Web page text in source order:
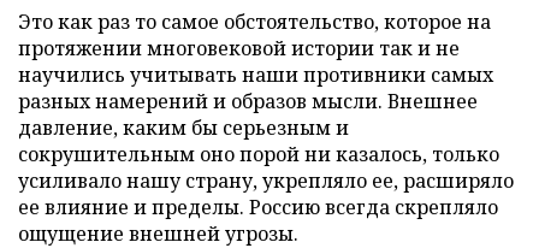
Это как раз то самое обстоятельство, которое на
протяжении многовековой истории так и не
научились учитывать наши противники самых
разных намерений и образов мысли. Внешнее
давление, каким бы серьезным и
сокрушительным оно порой ни казалось, только
усиливало нашу страну, укрепляло ее, расширяло
ее влияние и пределы. Россию всегда скрепляло
ощущение внешней угрозы.